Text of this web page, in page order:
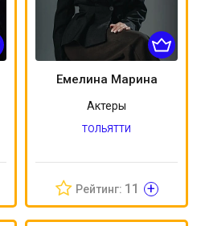
Емелина Марина
Актеры
ТОЛЬЯТТИ
Рейтинг: 11 +